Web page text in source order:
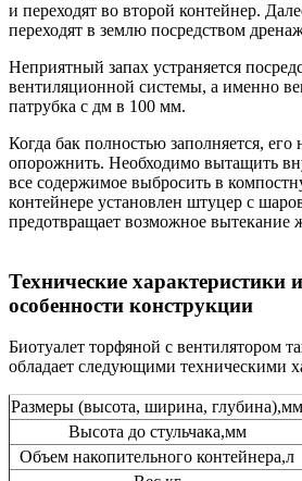
и переходят во второй контейнер.
переходят в землю посредством
Неприятный запах устраняется
вентиляционной системы, а именно
патрубка с дм в 100 мм.
Когда бак полностью заполняется, его
опорожнить. Необходимо вытащить
все содержимое выбросить в
контейнере установлен штуцер с
предотвращает возможное вытекание
Технические характеристики
особенности конструкции
Биотуалет торфяной с вентилятором
обладает следующими техническими
Размеры (высота, ширина, глубина),мм
Высота до стульчака,мм
Объем накопительного контейнера,л